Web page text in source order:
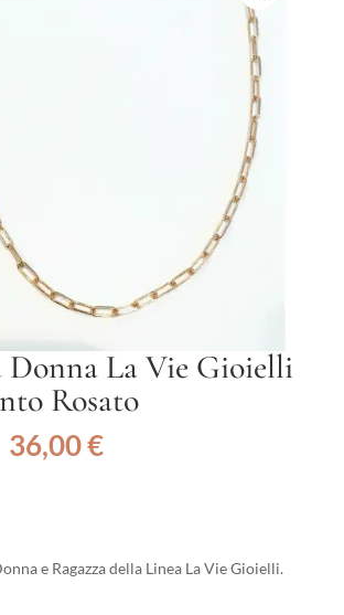
Donna La Vie Gioielli
Rosato
Il
prezzo
36,00€Il
e Ragazza della Linea La Vie Gioielli.